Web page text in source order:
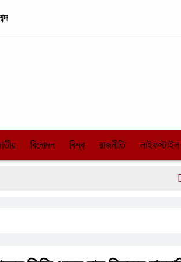
বিনোদন বিশ্ব রাজনীতি লাইফস্টাইল